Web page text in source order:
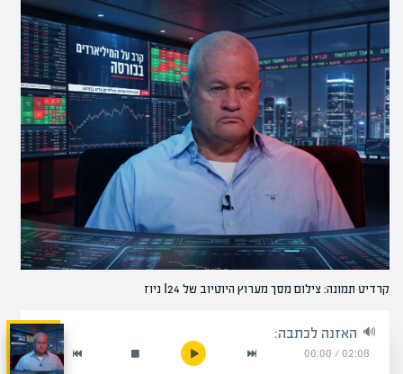
קרדיט תמונה: צילום מסך מערוץ היוטיוב של I24 ניוז
האזנה לכתבה:
02:08
/
00:00